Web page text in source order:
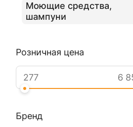
Моющие средства,
шампуни
Розничная цена
Бренд